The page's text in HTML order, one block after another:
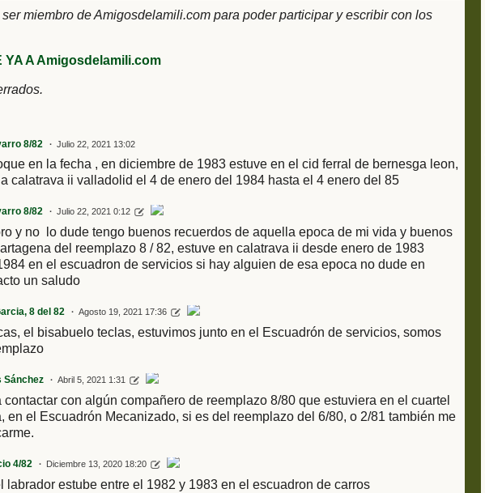
miembro de Amigosdelamili.com para poder participar y escribir con los
YA A Amigosdelamili.com
8/82 Julio 22, 2021 13:02
en la fecha , en diciembre de 1983 estuve en el cid ferral de bernesga leon,
calatrava ii valladolid el 4 de enero del 1984 hasta el 4 enero del 85
8/82 Julio 22, 2021 0:12
y no lo dude tengo buenos recuerdos de aquella epoca de mi vida y buenos
del reemplazo 8 / 82, estuve en calatrava ii desde enero de 1983
en el escuadron de servicios si hay alguien de esa epoca no dude en
un saludo
8 del 82 Agosto 19, 2021 17:36
el bisabuelo teclas, estuvimos junto en el Escuadrón de servicios, somos
Sánchez Abril 5, 2021 1:31
contactar con algún compañero de reemplazo 8/80 que estuviera en el cuartel
en el Escuadrón Mecanizado, si es del reemplazo del 6/80, o 2/81 también me
4/82 Diciembre 13, 2020 18:20
labrador estube entre el 1982 y 1983 en el escuadron de carros